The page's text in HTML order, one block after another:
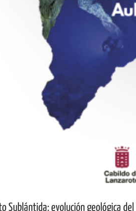
Sublántida: evolución geológica